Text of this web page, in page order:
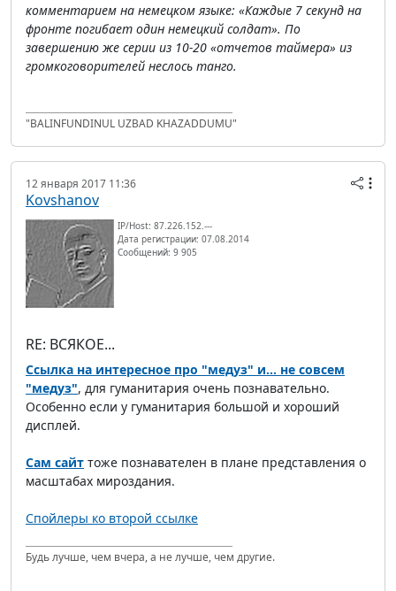
комментарием на немецком языке: «Каждые 7 секунд на
фронте погибает один немецкий солдат». По
завершению же серии из 10-20 «отчетов таймера» из
громкоговорителей неслось танго.
"BALINFUNDINUL UZBAD KHAZADDUMU"
12 января 2017 11:36
Kovshanov
IP/Host: 87.226.152.---
Дата регистрации: 07.08.2014
Сообщений: 9 905
RE: ВСЯКОЕ...
Ссылка на интересное про "медуз" и... не совсем
"медуз", для гуманитария очень познавательно.
Особенно если у гуманитария большой и хороший
дисплей.
Сам сайт тоже познавателен в плане представления о
масштабах мироздания.
Спойлеры ко второй ссылке
Будь лучше, чем вчера, а не лучше, чем другие.